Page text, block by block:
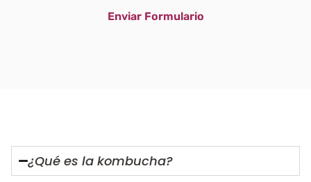
Enviar Formulario
¿Qué es la kombucha?